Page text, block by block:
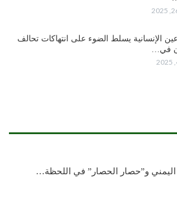
الإنسانية يسلط الضوء على انتهاكات تحالف
في…
اليمني و”حصار الحصار” في اللحظة…